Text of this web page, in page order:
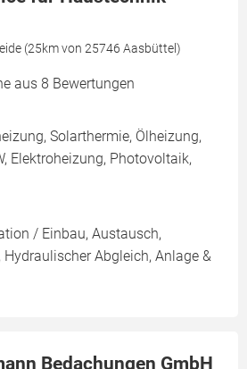
(25km von 25746 Aasbüttel)
aus 8 Bewertungen
Solarthermie, Ölheizung,
Elektroheizung, Photovoltaik,
/ Einbau, Austausch,
Hydraulischer Abgleich, Anlage &
Bedachungen GmbH